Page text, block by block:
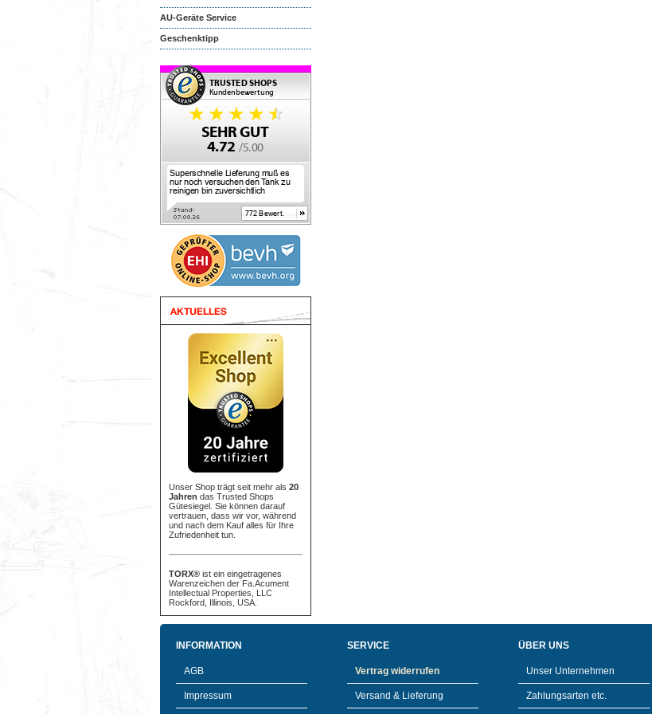
AU-Geräte Service
Geschenktipp
Unser Shop trägt seit mehr als 20
Jahren das Trusted Shops
Gütesiegel. Sie können darauf
vertrauen, dass wir vor, während
und nach dem Kauf alles für Ihre
Zufriedenheit tun.
TORX® ist ein eingetragenes
Warenzeichen der Fa.Acument
Intellectual Properties, LLC
Rockford, Illinois, USA.
INFORMATION
AGB
Impressum
SERVICE
Vertrag widerrufen
Versand & Lieferung
ÜBER UNS
Unser Unternehmen
Zahlungsarten etc.